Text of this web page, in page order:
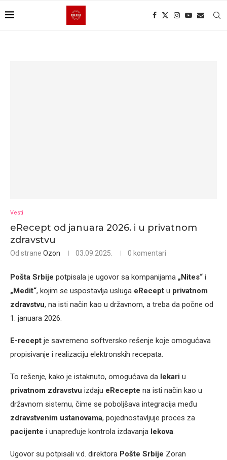
Vesti
eRecept od januara 2026. i u privatnom
zdravstvu
Od strane Ozon 03.09.2025. 0 komentari
Pošta Srbije potpisala je ugovor sa kompanijama „Nites“ i
„Medit“, kojim se uspostavlja usluga eRecept u privatnom
zdravstvu, na isti način kao u državnom, a treba da počne od
1. januara 2026.
E-recept je savremeno softversko rešenje koje omogućava
propisivanje i realizaciju elektronskih recepata.
To rešenje, kako je istaknuto, omogućava da lekari u
privatnom zdravstvu izdaju eRecepte na isti način kao u
državnom sistemu, čime se poboljšava integracija među
zdravstvenim ustanovama, pojednostavljuje proces za
pacijente i unapređuje kontrola izdavanja lekova.
Ugovor su potpisali v.d. direktora Pošte Srbije Zoran